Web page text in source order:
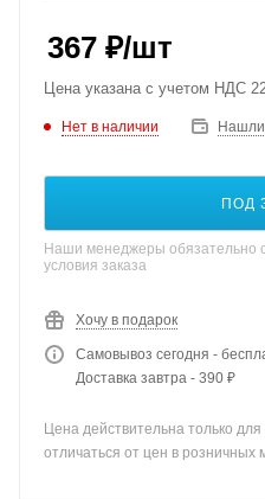
367 ₽/шт
Цена указана с учетом НДС
Нет в наличии
ПОД
Наши менеджеры обязательно
условия заказа
Хочу в подарок
Самовывоз сегодня -
Доставка завтра - 390 ₽
Цена действительна только
отличаться от цен в розничных